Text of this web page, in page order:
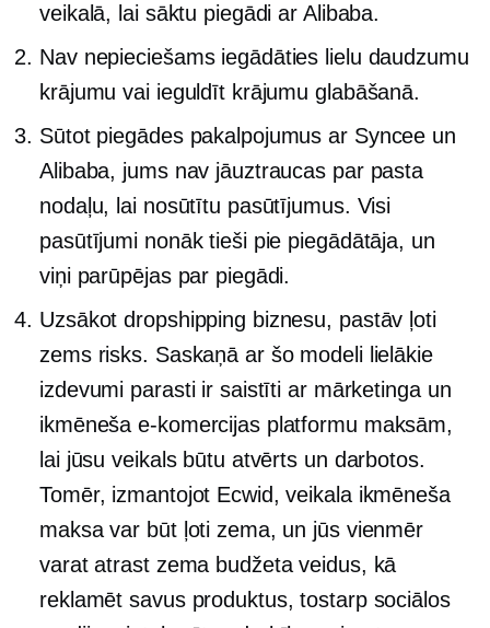
veikalā, lai sāktu piegādi ar Alibaba.
Nav nepieciešams iegādāties lielu daudzumu
krājumu vai ieguldīt krājumu glabāšanā.
Sūtot piegādes pakalpojumus ar Syncee un
Alibaba, jums nav jāuztraucas par pasta
nodaļu, lai nosūtītu pasūtījumus. Visi
pasūtījumi nonāk tieši pie piegādātāja, un
viņi parūpējas par piegādi.
Uzsākot dropshipping biznesu, pastāv ļoti
zems risks. Saskaņā ar šo modeli lielākie
izdevumi parasti ir saistīti ar mārketinga un
ikmēneša e-komercijas platformu maksām,
lai jūsu veikals būtu atvērts un darbotos.
Tomēr, izmantojot Ecwid, veikala ikmēneša
maksa var būt ļoti zema, un jūs vienmēr
varat atrast zema budžeta veidus, kā
reklamēt savus produktus, tostarp sociālos